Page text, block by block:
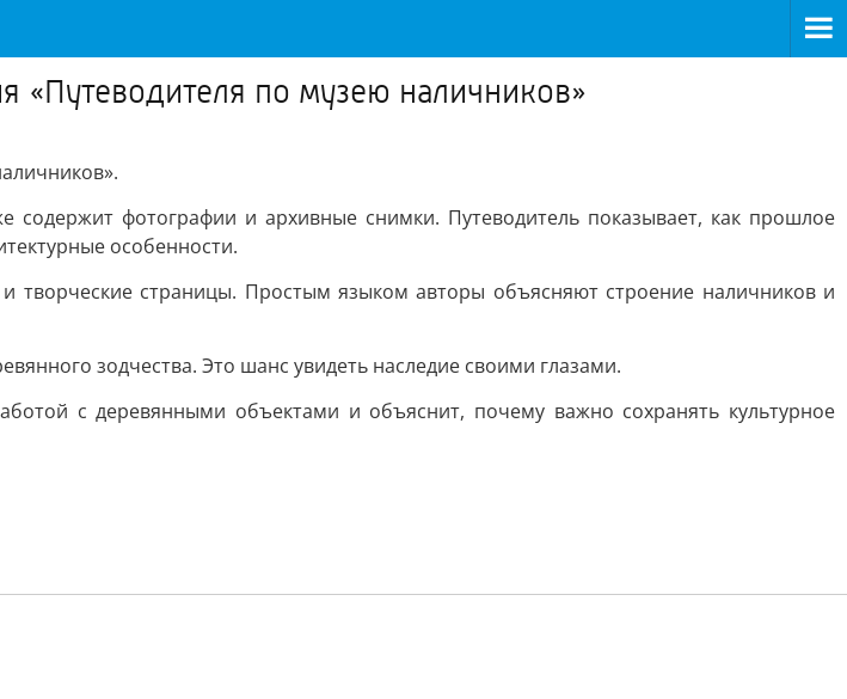
«Путеводителя по музею наличников»
содержит фотографии и архивные снимки. Путеводитель показывает, как прошлое
особенности.
творческие страницы. Простым языком авторы объясняют строение наличников и
зодчества. Это шанс увидеть наследие своими глазами.
с деревянными объектами и объяснит, почему важно сохранять культурное